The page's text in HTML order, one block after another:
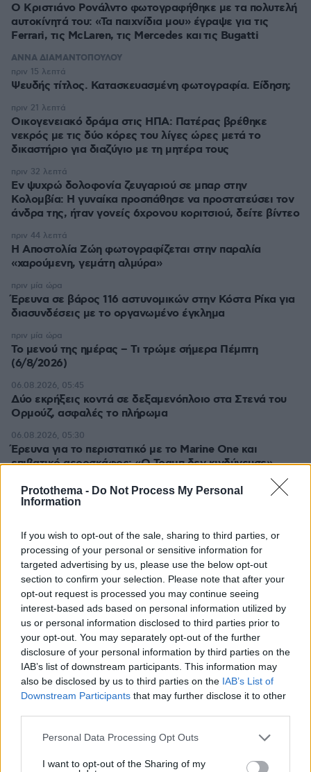
Protothema - Do Not Process My Personal
Information
If you wish to opt-out of the sale, sharing to third parties, or
processing of your personal or sensitive information for
targeted advertising by us, please use the below opt-out
section to confirm your selection. Please note that after your
opt-out request is processed you may continue seeing
interest-based ads based on personal information utilized by
us or personal information disclosed to third parties prior to
your opt-out. You may separately opt-out of the further
disclosure of your personal information by third parties on the
IAB’s list of downstream participants. This information may
also be disclosed by us to third parties on the IAB’s List of
Downstream Participants that may further disclose it to other
Please note that this website/app uses one or more Google
not limited to your visit or usage behaviour. You may click to
Personal Data Processing Opt Outs
I want to opt-out of the Sharing of my
Ο Κριστιάνο Ρονάλντο φωτογραφήθηκε με τα πολυτελή
αυτοκίνητά του: «Τα παιχνίδια μου» έγραψε για τις
Ferrari, τις McLaren, τις Mercedes και τις Bugatti
ΑΝΝΑ ΔΙΑΜΑΝΤΟΠΟΥΛΟΥ
Ψευδής τίτλος. Κατασκευασμένη φωτογραφία. Είδηση;
πριν 15 λεπτά
Οικογενειακό δράμα στις ΗΠΑ: Πατέρας βρέθηκε
νεκρός με τις δύο κόρες του λίγες ώρες μετά το
δικαστήριο για διαζύγιο με τη μητέρα τους
πριν 21 λεπτά
Εν ψυχρώ δολοφονία ζευγαριού σε μπαρ στην
Κολομβία: Η γυναίκα προσπάθησε να προστατεύσει τον
άνδρα της, ήταν γονείς 6χρονου κοριτσιού, δείτε βίντεο
πριν 32 λεπτά
H Αποστολία Ζώη φωτογραφίζεται στην παραλία
«χαρούμενη, γεμάτη αλμύρα»
πριν 44 λεπτά
Έρευνα σε βάρος 116 αστυνομικών στην Κόστα Ρίκα για
διασυνδέσεις με το οργανωμένο έγκλημα
πριν μία ώρα
Το μενού της ημέρας – Τι τρώμε σήμερα Πέμπτη
(6/8/2026)
πριν μία ώρα
Δύο εκρήξεις κοντά σε δεξαμενόπλοιο στα Στενά του
Ορμούζ, ασφαλές το πλήρωμα
06.08.2026, 05:45
Έρευνα για το περιστατικό με το Marine One και
επιβατικό αεροσκάφος: «Ο Τραμπ δεν κινδύνευσε»
06.08.2026, 05:30
ΔΕΙΤΕ ΟΛΕΣ ΤΙΣ ΕΙΔΗΣΕΙΣ
ΤΑ ΠΙΟ ΔΗΜΟΦΙΛΗ